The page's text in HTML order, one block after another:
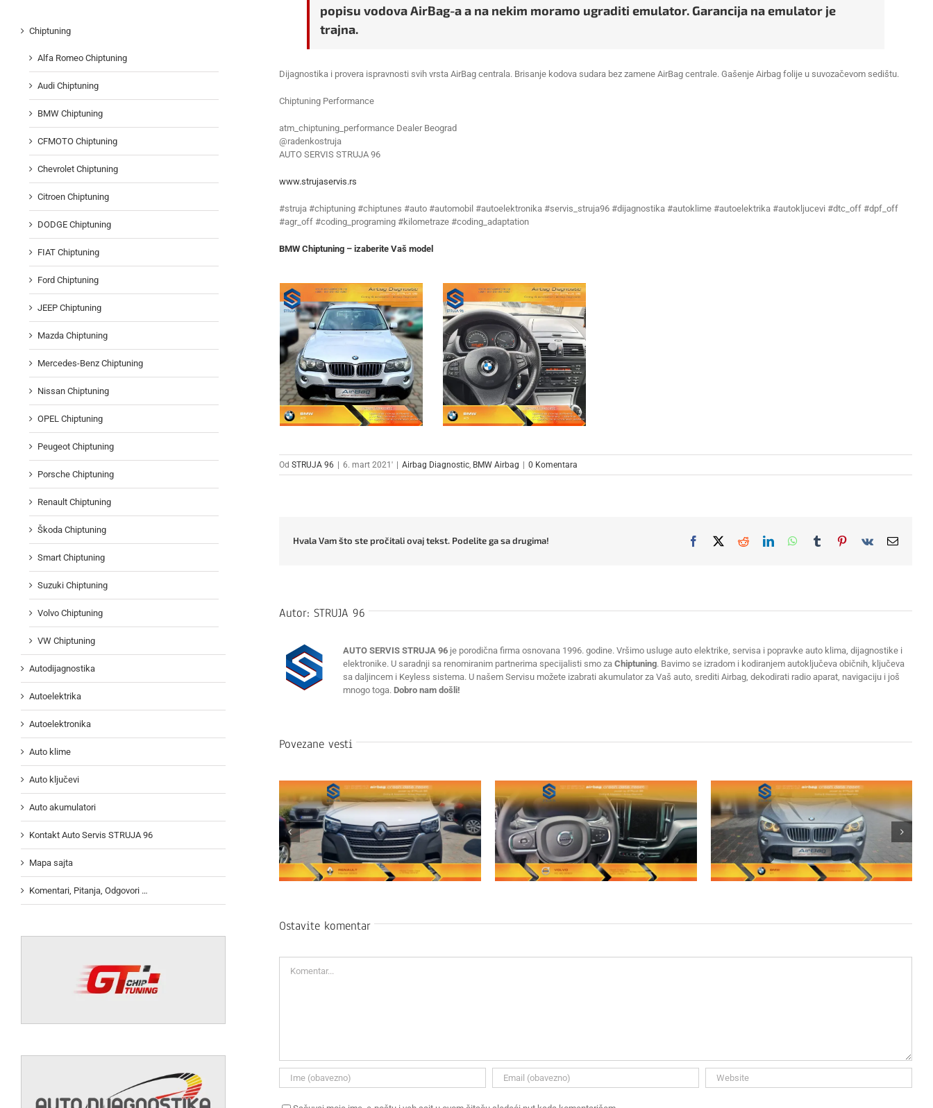
popisu vodova AirBag-a a na nekim moramo ugraditi emulator. Garancija na emulator je
trajna.
Dijagnostika i provera ispravnosti svih vrsta AirBag centrala. Brisanje kodova sudara bez zamene AirBag centrale. Gašenje Airbag folije u suvozačevom sedištu.
Chiptuning Performance
atm_chiptuning_performance Dealer Beograd
@radenkostruja
AUTO SERVIS STRUJA 96
www.strujaservis.rs
#struja #chiptuning #chiptunes #auto #automobil #autoelektronika #servis_struja96 #dijagnostika #autoklime #autoelektrika #autokljucevi #dtc_off #dpf_off
#agr_off #coding_programing #kilometraze #coding_adaptation
BMW Chiptuning – izaberite Vaš model
OdSTRUJA 96 | 6. mart 2021' | Airbag Diagnostic BMW Airbag | 0 Komentara
Hvala Vam što ste pročitali ovaj tekst. Podelite ga sa drugima! Facebook RedditLinkedInWhatsApp
Tumblr Pinterest
Vk Email
Autor:STRUJA 96
AUTO SERVIS STRUJA 96 je porodična firma osnovana 1996. godine. Vršimo usluge auto elektrike, servisa i popravke auto klima, dijagnostike i
elektronike. U saradnji sa renomiranim partnerima specijalisti smo zaChiptuning. Bavimo se izradom i kodiranjem autoključeva običnih, ključeva
sa daljincem i Keyless sistema. U našem Servisu možete izabrati akumulator za Vaš auto, srediti Airbag, dekodirati radio aparat, navigaciju i još
mnogo toga.Dobro nam došli!
Povezane vesti
Renault Master 2023 Airbag Crash Data
Reset
Volvo XC 60 2023 Airbag Crash Data
Reset
gašenje airbag folije
Ostavite komentar
Chiptuning
Alfa Romeo Chiptuning
Audi Chiptuning
BMW Chiptuning
CFMOTO Chiptuning
Chevrolet Chiptuning
Citroen Chiptuning
DODGE Chiptuning
FIAT Chiptuning
Ford Chiptuning
JEEP Chiptuning
Mazda Chiptuning
Mercedes-Benz Chiptuning
Nissan Chiptuning
OPEL Chiptuning
Peugeot Chiptuning
Porsche Chiptuning
Renault Chiptuning
Škoda Chiptuning
Smart Chiptuning
Suzuki Chiptuning
Volvo Chiptuning
VW Chiptuning
Autodijagnostika
Autoelektrika
Autoelektronika
Auto klime
Auto ključevi
Auto akumulatori
Kontakt Auto Servis STRUJA 96
Mapa sajta
Komentari, Pitanja, Odgovori …